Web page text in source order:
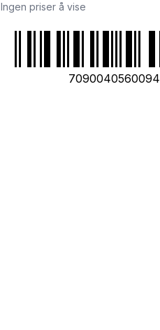
Ingen priser å vise
7090040560094